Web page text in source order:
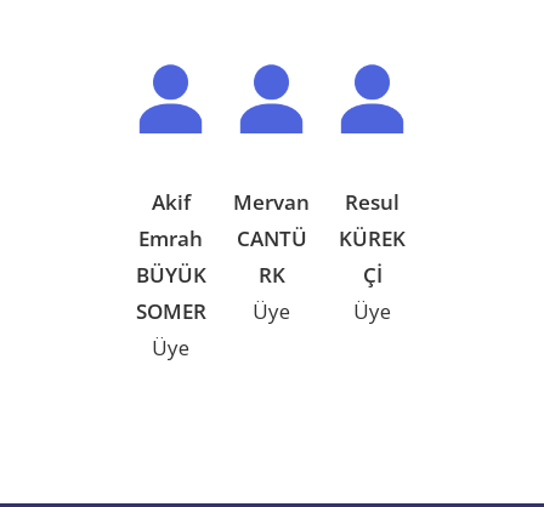
Akif
Emrah
BÜYÜK
SOMER
Üye
Mervan
CANTÜ
RK
Üye
Resul
KÜREK
Çİ
Üye